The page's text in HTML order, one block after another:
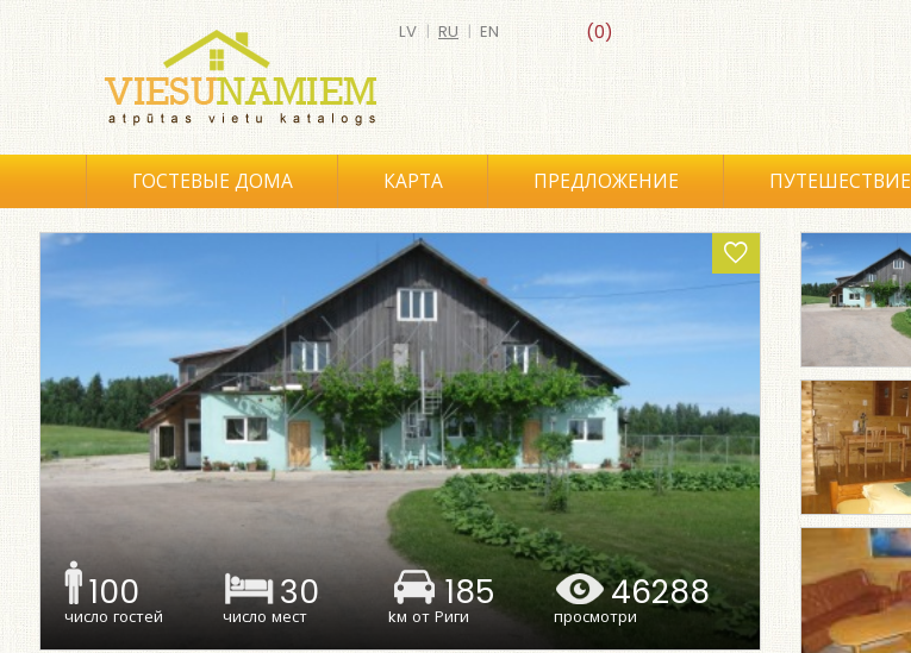
(0)
LV | RU | EN
ГОСТЕВЫЕ ДОМА КАРТА ПРЕДЛОЖЕНИЕ ПУТЕШЕСТВИЕ
100
число гостей
30
число мест
185
kм от Риги
46288
просмотри